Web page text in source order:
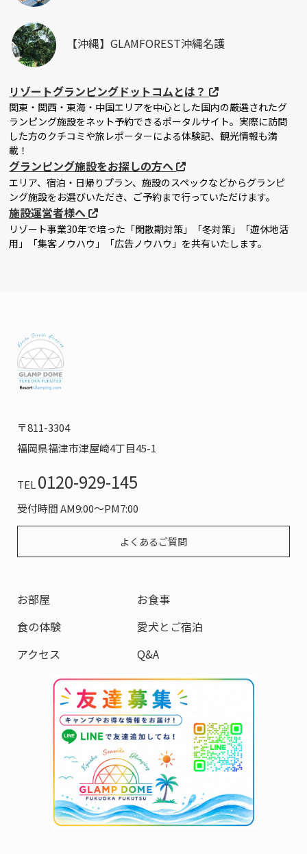
【沖縄】GLAMFOREST沖縄名護
リゾートグランピングドットコムとは？
関東・関西・東海・中国エリアを中心とした国内の厳選されたグ
ランピング施設をネット予約できるポータルサイト。実際に訪問
した方のクチコミや旅レポーターによる体験記、観光情報も満
載！
グランピング施設をお探しの方へ
エリア、宿泊・日帰りプラン、施設のスペックなどからグランピ
ング施設をお選びいただき、ご予約まで行っていただけます。
施設運営者様へ
リゾート事業30年で培った「閑散期対策」「冬対策」「遊休地活
用」「集客ノウハウ」「広告ノウハウ」を共有いたします。
〒811-3304
福岡県福津市津屋崎4丁目45-1
TEL0120-929-145
受付時間 AM9:00～PM7:00
よくあるご質問
お部屋
お食事
食の体験
愛犬とご宿泊
アクセス
Q&A